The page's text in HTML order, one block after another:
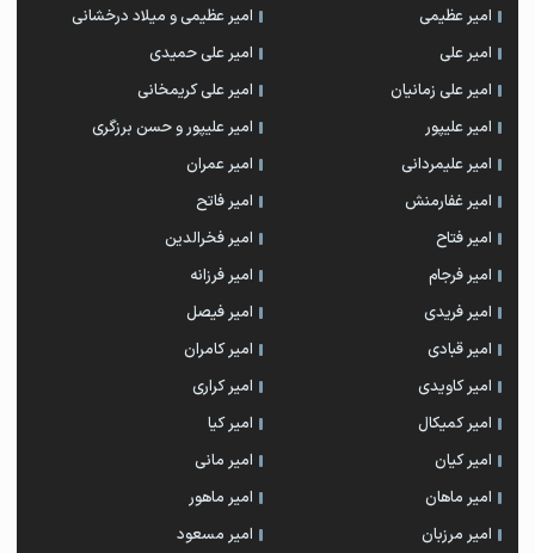
امیر عظیمی
امیر عظیمی و میلاد درخشانی
امیر علی
امیر علی حمیدی
امیر علی زمانیان
امیر علی کریمخانی
امیر علیپور
امیر علیپور و حسن برزگری
امیر علیمردانی
امیر عمران
امیر غفارمنش
امیر فاتح
امیر فتاح
امیر فخرالدین
امیر فرجام
امیر فرزانه
امیر فریدی
امیر فیصل
امیر قبادی
امیر کامران
امیر کاویدی
امیر کراری
امیر کمیکال
امیر کیا
امیر کیان
امیر مانی
امیر ماهان
امیر ماهور
امیر مرزبان
امیر مسعود